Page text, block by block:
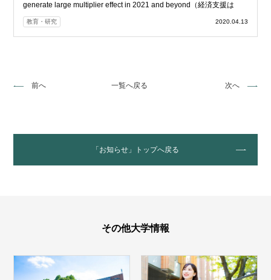
generate large multiplier effect in 2021 and beyond（経済支援は
2021年以降に大きな乗数効果を生み出す）」論説が海外メディアに
教育・研究 2020.04.13
前へ 一覧へ戻る 次へ
「お知らせ」トップへ戻る
その他大学情報